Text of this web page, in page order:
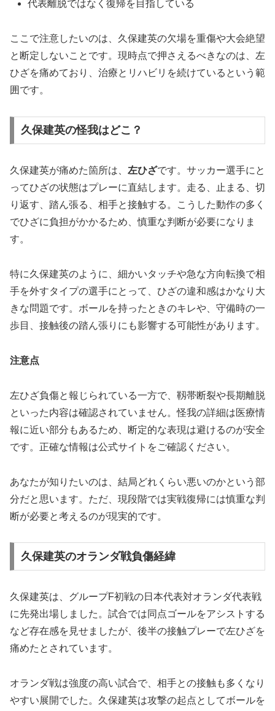
代表離脱ではなく復帰を目指している
ここで注意したいのは、 久保建英の欠場を重傷や大会絶望
と断定しないこと です。現時点で押さえるべきなのは、左
ひざを痛めており、治療とリハビリを続けているという範
囲です。
久保建英の怪我はどこ？
久保建英が痛めた箇所は、 左ひざです。サッカー選手にと
ってひざの状態はプレーに直結します。走る、止まる、切
り返す、踏ん張る、相手と接触する。こうした動作の多く
でひざに負担がかかるため、慎重な判断が必要になりま
す。
特に久保建英のように、細かいタッチや急な方向転換で相
手を外すタイプの選手にとって、ひざの違和感はかなり大
きな問題です。ボールを持ったときのキレや、守備時の一
歩目、接触後の踏ん張りにも影響する可能性があります。
注意点
左ひざ負傷と報じられている一方で、靱帯断裂や長期離脱
といった内容は確認されていません。怪我の詳細は医療情
報に近い部分もあるため、断定的な表現は避けるのが安全
です。正確な情報は公式サイトをご確認ください。
あなたが知りたいのは、結局どれくらい悪いのかという部
分だと思います。ただ、現段階では実戦復帰には慎重な判
断が必要と考えるのが現実的です。
久保建英のオランダ戦負傷経緯
久保建英は、グループF初戦の日本代表対オランダ代表戦
に先発出場しました。試合では同点ゴールをアシストする
など存在感を見せましたが、後半の接触プレーで左ひざを
痛めたとされています。
オランダ戦は強度の高い試合で、相手との接触も多くなり
やすい展開でした。久保建英は攻撃の起点としてボールを